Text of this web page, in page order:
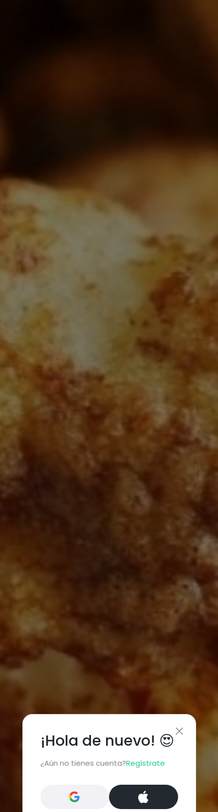
¡Hola de nuevo! 😍
¿Aún no tienes cuenta?Regístrate